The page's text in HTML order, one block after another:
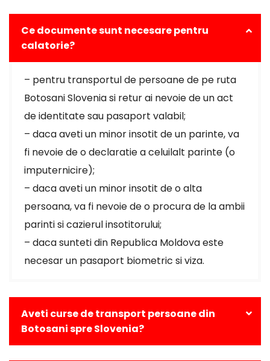
Ce documente sunt necesare pentru
calatorie?
– pentru transportul de persoane de pe ruta
Botosani Slovenia si retur ai nevoie de un act
de identitate sau pasaport valabil;
– daca aveti un minor insotit de un parinte, va
fi nevoie de o declaratie a celuilalt parinte (o
imputernicire);
– daca aveti un minor insotit de o alta
persoana, va fi nevoie de o procura de la ambii
parinti si cazierul insotitorului;
– daca sunteti din Republica Moldova este
necesar un pasaport biometric si viza.
Aveti curse de transport persoane din
Botosani spre Slovenia?